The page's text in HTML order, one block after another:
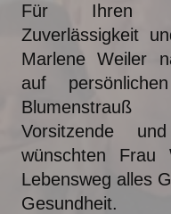
Für Ihren
Zuverlässigkeit
Marlene Weiler
auf
Vorsitzende
wünschten
Lebensweg alles
Gesundheit.